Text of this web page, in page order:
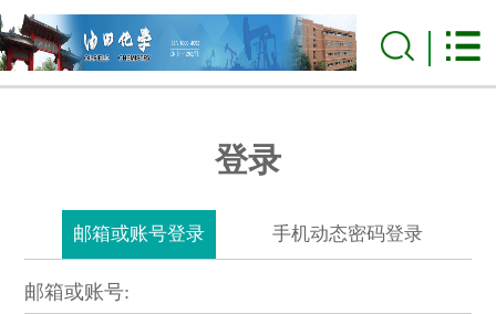
登录
邮箱或账号登录 手机动态密码登录
邮箱或账号: